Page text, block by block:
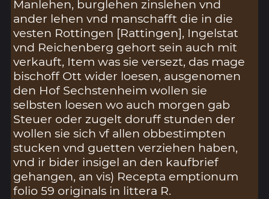
Manlehen, burglehen zinslehen vnd
ander lehen vnd manschafft die in die
vesten Rottingen [Rattingen], Ingelstat
vnd Reichenberg gehort sein auch mit
verkauft, Item was sie versezt, das mage
bischoff Ott wider loesen, ausgenomen
den Hof Sechstenheim wollen sie
selbsten loesen wo auch morgen gab
Steuer oder zugelt doruff stunden der
wollen sie sich vf allen obbestimpten
stucken vnd guetten verziehen haben,
vnd ir bider insigel an den kaufbrief
gehangen, an vis) Recepta emptionum
folio 59 originals in littera R.